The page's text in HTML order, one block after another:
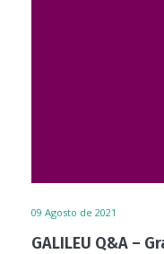
09 Agosto de 2021
GALILEU Q&A –